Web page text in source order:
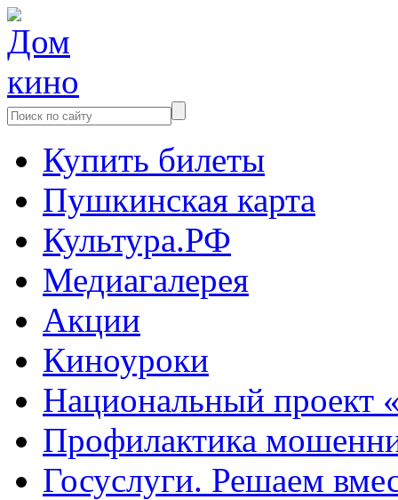
Купить билеты
Пушкинская карта
Культура.РФ
Медиагалерея
Акции
Киноуроки
Национальный проект
Профилактика
Госуслуги. Решаем